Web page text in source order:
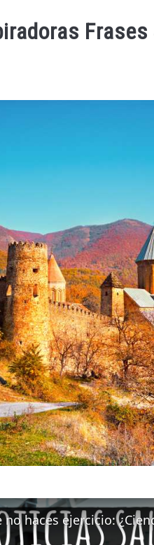
haces ejercicio: